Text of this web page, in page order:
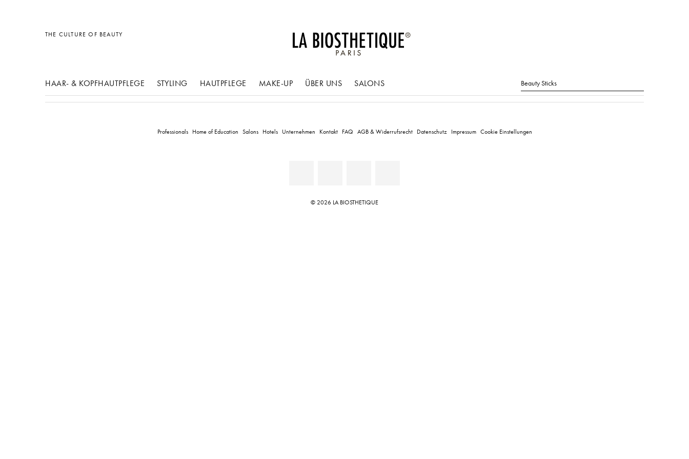
THE CULTURE OF BEAUTY
HAAR- & KOPFHAUTPFLEGE STYLING
Sonstiges
HAUTPFLEGE MAKE-UP ÜBER UNS SALONS Suche
Professionals Home of Education Salons Hotels Unternehmen Kontakt FAQ AGB & Widerrufsrecht Datenschutz Impressum Cookie Einstellungen
© 2026 LA BIOSTHETIQUE